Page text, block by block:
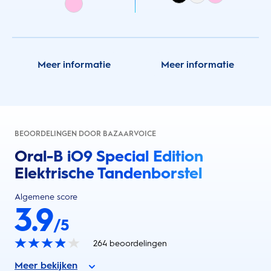
Meer informatie Meer informatie
BEOORDELINGEN DOOR BAZAARVOICE
Oral-B iO9 Special Edition
Elektrische Tandenborstel
Algemene score
3.9/5
264 beoordelingen
Meer bekijken